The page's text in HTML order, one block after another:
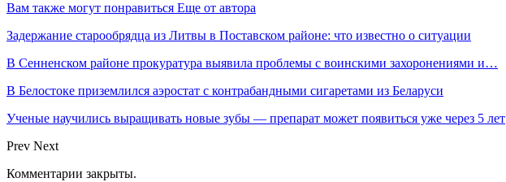
Вам также могут понравиться Еще от автора
Задержание старообрядца из Литвы в Поставском районе: что известно о ситуации
В Сенненском районе прокуратура выявила проблемы с воинскими захоронениями и…
В Белостоке приземлился аэростат с контрабандными сигаретами из Беларуси
Ученые научились выращивать новые зубы — препарат может появиться уже через 5 лет
Prev Next
Комментарии закрыты.